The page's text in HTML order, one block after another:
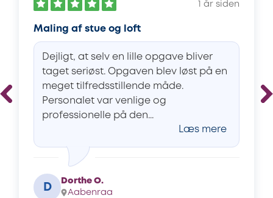
1 år siden
Maling af stue og loft
Dejligt, at selv en lille opgave bliver
taget seriøst. Opgaven blev løst på en
meget tilfredsstillende måde.
Personalet var venlige og
professionelle på den...
Læs mere
D
Dorthe O.
Aabenraa